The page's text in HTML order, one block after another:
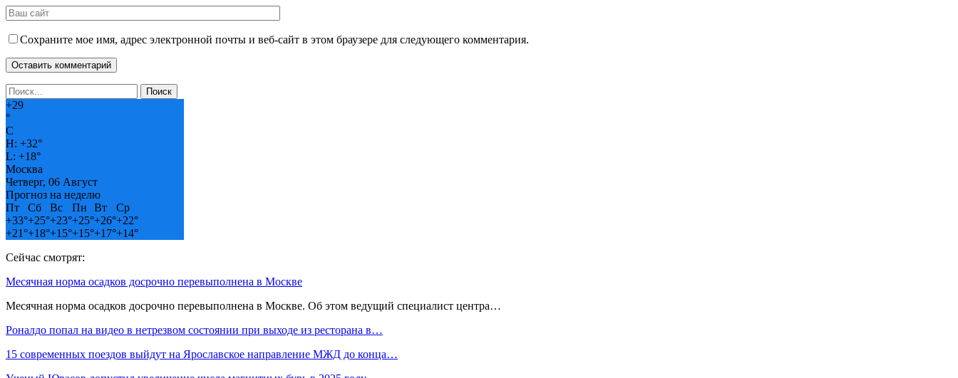
Сохраните мое имя, адрес электронной почты и веб-сайт в этом браузере для следующего комментария.
+29
°
C
H: +32°
L: +18°
Москва
Четверг, 06 Август
Прогноз на неделю
Пт
Сб Вс Пн Вт
Ср
+33°+25°+23°+25°+26°+22°
+21°+18°+15°+15°+17°+14°
Сейчас смотрят:
Месячная норма осадков досрочно перевыполнена в Москве
Месячная норма осадков досрочно перевыполнена в Москве. Об этом ведущий специалист центра…
Роналдо попал на видео в нетрезвом состоянии при выходе из ресторана в…
15 современных поездов выйдут на Ярославское направление МЖД до конца…